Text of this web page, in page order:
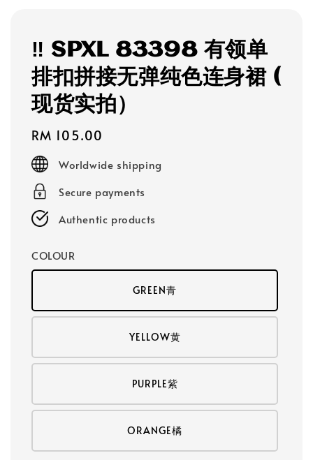
‼️ SPXL 83398 有领单
排扣拼接无弹纯色连身裙 (
现货实拍）
Regular
price
RM 105.00
Worldwide shipping
Secure payments
Authentic products
COLOUR
GREEN青
YELLOW黄
PURPLE紫
ORANGE橘